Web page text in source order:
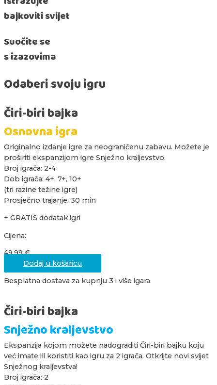
bajkoviti svijet
Suočite se
s izazovima
Odaberi svoju igru
Čiri-biri bajka
Osnovna igra
Originalno izdanje igre za neograničenu zabavu. Možete je
proširiti ekspanzijom igre Snježno kraljevstvo.
Broj igrača: 2-4
Dob igrača: 4+, 7+, 10+
(tri razine težine igre)
Prosječno trajanje: 30 min
+ GRATIS dodatak igri
Cijena:
49,99€
Dodaj u košaricu
Besplatna dostava za kupnju 3 i više igara
Čiri-biri bajka
Snježno kraljevstvo
Ekspanzija kojom možete nadograditi Čiri-biri bajku koju
već imate ili koristiti kao igru za 2 igrača. Otkrijte novi svijet
Snježnog kraljevstva!
Broj igrača: 2